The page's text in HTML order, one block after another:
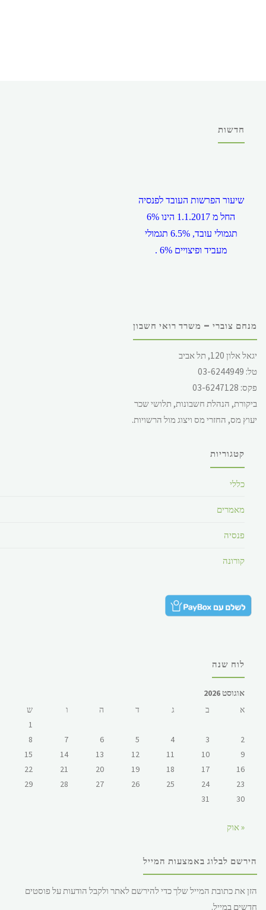
חדשות
שיעור הפרשות העובד לפנסיה
החל מ 1.1.2017 הינו 6%
תגמולי עובד, 6.5% תגמולי
מעביד ופיצויים 6% .
שכר המינימום במשק, החל מ
עבור 5 ימי עבודה ) ולשעה
28.49 ש"ח.
מנחם צוברי – משרד רואי חשבון
יגאל אלון 120, תל אביב
טל: 03-6244949
פקס: 03-6247128
ביקורת, הנהלת חשבונות, תלושי שכר
יעוץ מס, החזרי מס ויצוג מול הרשויות.
קטגוריות
כללי
מאמרים
פנסיה
קורונה
לוח שנה
אוגוסט 2026
א
ב ג ד ה ו
ש
1
2
3
4
5
6
7
8
9
10
11
12
13
14
15
16
17
18
19
20
21
22
23
24
25
26
27
28
29
30
31
« אוק
הירשם לבלוג באמצעות המייל
הזן את כתובת המייל שלך כדי להירשם לאתר ולקבל הודעות על פוסטים
חדשים במייל.